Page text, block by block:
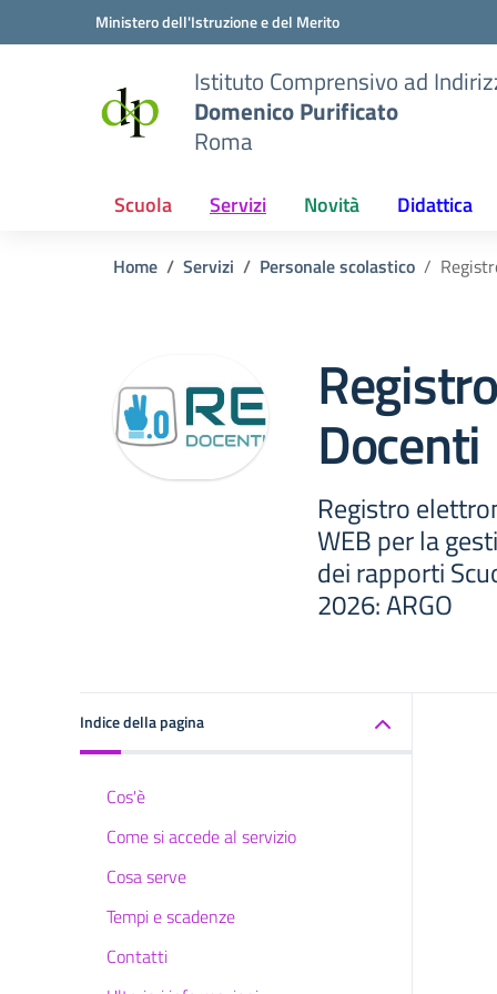
Vai ai contenuti
Vai al menu di navigazioneMinistero dell'Istruzione e del Merito
Istituto Comprensivo ad
Domenico Purificato
Roma
Scuola Servizi Novità Didattica
Home Servizi Personale scolastico
Docenti
Registro
WEB per la
dei rapporti
2026: ARGO
Indice della pagina
Cos'è
Come si accede al servizio
Cosa serve
Tempi e scadenze
Contatti